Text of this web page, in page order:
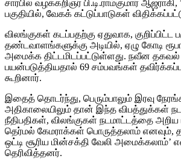
சார்பில் வழக்கறிஞர் பி.டி.ராம்குமார்
பகுதியில், வேகக் கட்டுப்பாடுகள்
விலங்குகள் கடப்பதற்கு ஏதுவாக, குறிப்பிட்ட
தண்டவாளங்களுக்கு அடியில், ஏழு கோடி
அமைக்க திட்டமிடப்பட்டுள்ளது. நவீன தகவல்
பயன்படுத்தியதால் 69 சம்பவங்கள்
கூறினார்.
இதைத் தொடர்ந்து, பெரும்பாலும் இரவு
அதிகாலையிலும் தான் இந்த விபத்துக்கள்
நீதிபதிகள், விலங்குகள் நடமாட்டத்தை
தெர்மல் கேமராக்கள் பொருத்தலாம்
ஒட்டி சூரிய மின்சக்தி வேலி
தெரிவித்தனர்.